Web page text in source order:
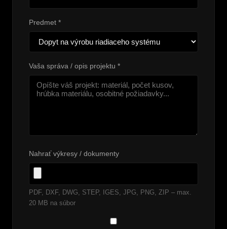
Predmet *
Vaša správa / opis projektu *
Nahrať výkresy / dokumenty
PDF, DXF, DWG, STEP, IGES, JPG, PNG, ZIP – max.
20 MB na súbor